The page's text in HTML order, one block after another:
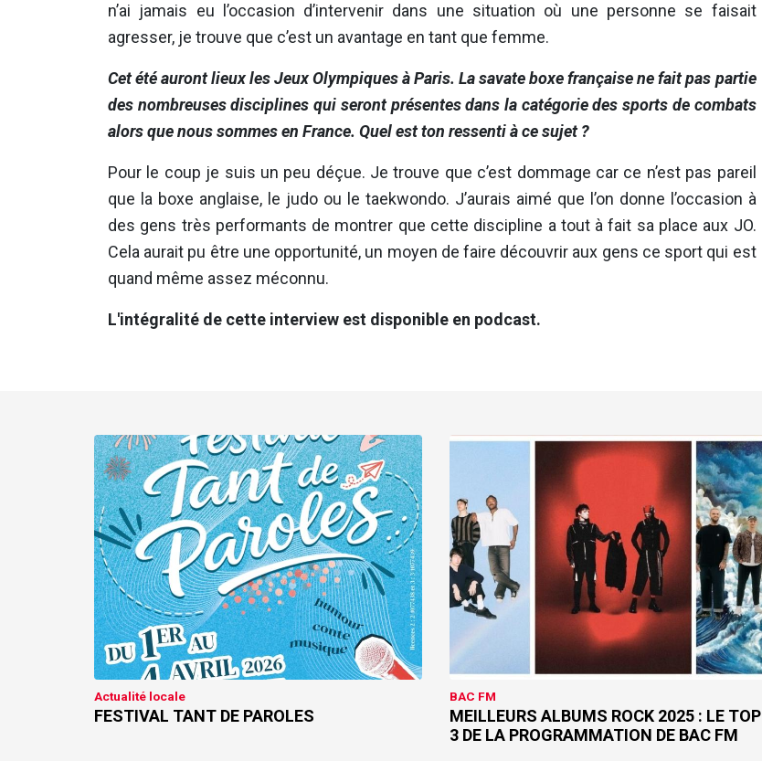
n’ai jamais eu l’occasion d’intervenir dans une situation où une personne se faisait
agresser, je trouve que c’est un avantage en tant que femme.
Cet été auront lieux les Jeux Olympiques à Paris. La savate boxe française ne fait pas partie
des nombreuses disciplines qui seront présentes dans la catégorie des sports de combats
alors que nous sommes en France. Quel est ton ressenti à ce sujet ?
Pour le coup je suis un peu déçue. Je trouve que c’est dommage car ce n’est pas pareil
que la boxe anglaise, le judo ou le taekwondo. J’aurais aimé que l’on donne l’occasion à
des gens très performants de montrer que cette discipline a tout à fait sa place aux JO.
Cela aurait pu être une opportunité, un moyen de faire découvrir aux gens ce sport qui est
quand même assez méconnu.
L'intégralité de cette interview est disponible en podcast.
Actualité locale
FESTIVAL TANT DE PAROLES
BAC FM
MEILLEURS ALBUMS ROCK 2025 : LE TOP
3 DE LA PROGRAMMATION DE BAC FM